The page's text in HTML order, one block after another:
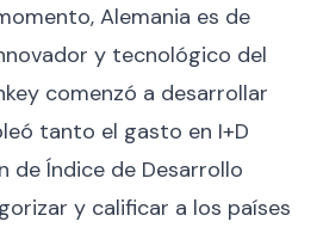
Alemania es de
y tecnológico del
comenzó a desarrollar
tanto el gasto en I+D
de Índice de Desarrollo
y calificar a los países